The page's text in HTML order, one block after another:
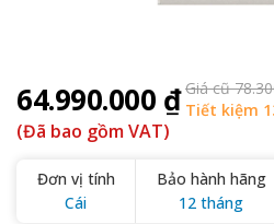
64.990.000 ₫ Giá cũ
Tiết kiệm
(Đã bao gồm VAT)
Đơn vị tính
Cái
Bảo hành hãng
12 tháng